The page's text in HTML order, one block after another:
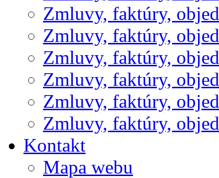
Zmluvy, faktúry,
Zmluvy, faktúry,
Zmluvy, faktúry,
Zmluvy, faktúry,
Zmluvy, faktúry,
Zmluvy, faktúry,
Kontakt
Mapa webu